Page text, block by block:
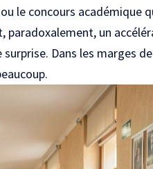
le concours académique
paradoxalement, un
Dans les marges